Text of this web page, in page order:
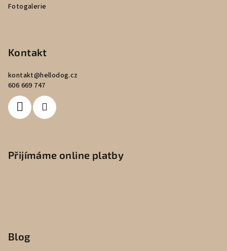
Fotogalerie
Kontakt
kontakt@hellodog.cz
606 669 747
Přijímáme online platby
Blog